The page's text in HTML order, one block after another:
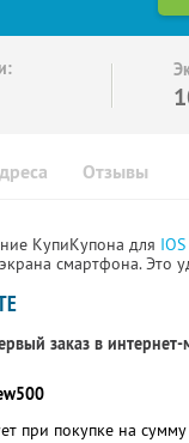
Отзывы
КупиКупона для IOS
смартфона. Это
заказ в интернет-
при покупке на